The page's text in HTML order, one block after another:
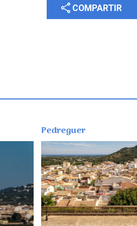
share COMPARTIR
Pedreguer